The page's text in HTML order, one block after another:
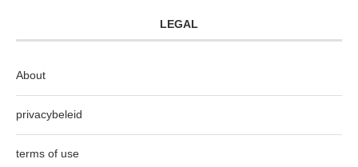
LEGAL
About
privacybeleid
terms of use